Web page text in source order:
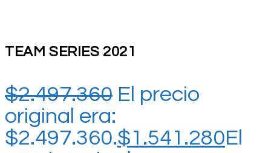
TEAM SERIES 2021
$2.497.360 El precio
original era:
$2.497.360.$1.541.280El